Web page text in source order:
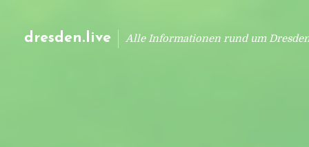
dresden.live Alle Informationen rund um